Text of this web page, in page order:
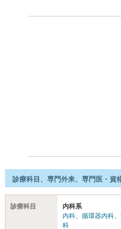
診療科目、専門外来、専門医・資
診療科目
内科系
内科
循環器内科
科